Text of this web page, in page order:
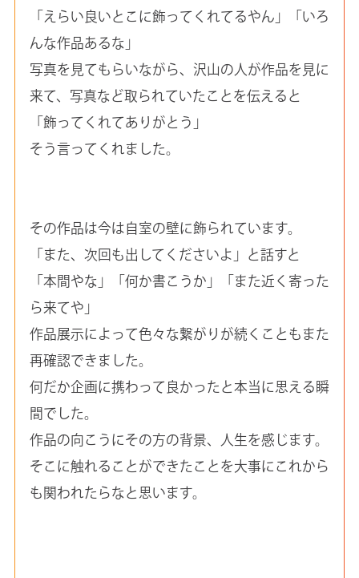
「えらい良いとこに飾ってくれてるやん」「いろ
んな作品あるな」
写真を見てもらいながら、沢山の人が作品を見に
来て、写真など取られていたことを伝えると
「飾ってくれてありがとう」
そう言ってくれました。
その作品は今は自室の壁に飾られています。
「また、次回も出してくださいよ」と話すと
「本間やな」「何か書こうか」「また近く寄った
ら来てや」
作品展示によって色々な繋がりが続くこともまた
再確認できました。
何だか企画に携わって良かったと本当に思える瞬
間でした。
作品の向こうにその方の背景、人生を感じます。
そこに触れることができたことを大事にこれから
も関われたらなと思います。